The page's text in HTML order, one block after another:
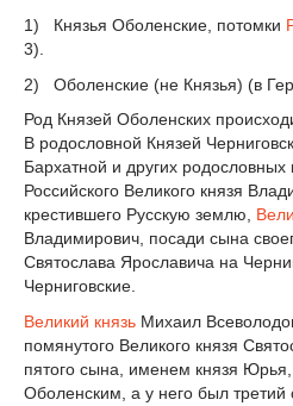
1) Князья Оболенские, потомки
3).
2) Оболенские (не Князья) (в
Род Князей Оболенских
В родословной Князей
Бархатной и других родословных
Российского Великого князя
крестившего Русскую землю,
Владимирович, посади сына
Святослава Ярославича на
Черниговские.
Великий князь Михаил
помянутого Великого князя
пятого сына, именем князя
Оболенским, а у него был третий